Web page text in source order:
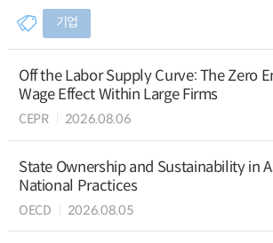
기업
Off the Labor Supply Curve: The Zero
Wage Effect Within Large Firms
CEPR 2026.08.06
State Ownership and Sustainability in
National Practices
OECD 2026.08.05